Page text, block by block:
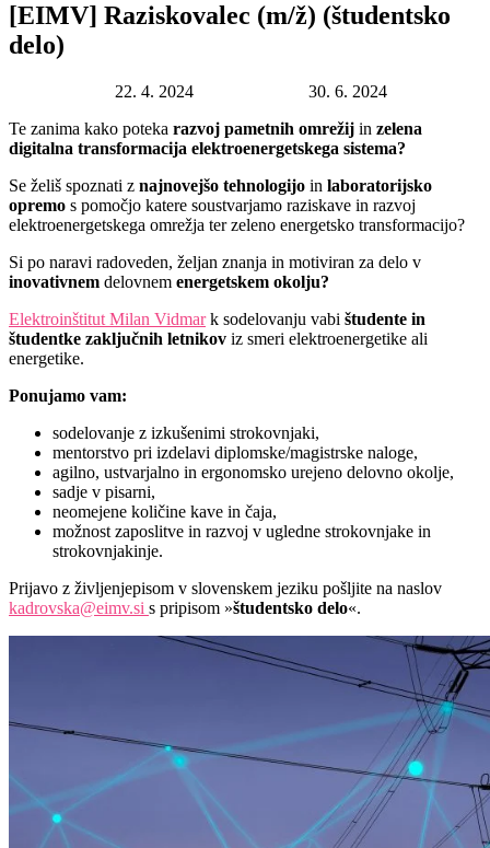
[EIMV] Raziskovalec (m/ž) (študentsko
delo)
22. 4. 2024
30. 6. 2024
Te zanima kako poteka razvoj pametnih omrežij in zelena
digitalna transformacija elektroenergetskega sistema?
Se želiš spoznati z najnovejšo tehnologijo in laboratorijsko
opremo s pomočjo katere soustvarjamo raziskave in razvoj
elektroenergetskega omrežja ter zeleno energetsko transformacijo?
Si po naravi radoveden, željan znanja in motiviran za delo v
inovativnem delovnem energetskem okolju?
Elektroinštitut Milan Vidmark sodelovanju vabi študente in
študentke zaključnih letnikov iz smeri elektroenergetike ali
energetike.
Ponujamo vam:
sodelovanje z izkušenimi strokovnjaki,
mentorstvo pri izdelavi diplomske/magistrske naloge,
agilno, ustvarjalno in ergonomsko urejeno delovno okolje,
sadje v pisarni,
neomejene količine kave in čaja,
možnost zaposlitve in razvoj v ugledne strokovnjake in
strokovnjakinje.
Prijavo z življenjepisom v slovenskem jeziku pošljite na naslov
kadrovska@eimv.si s pripisom »študentsko delo«.